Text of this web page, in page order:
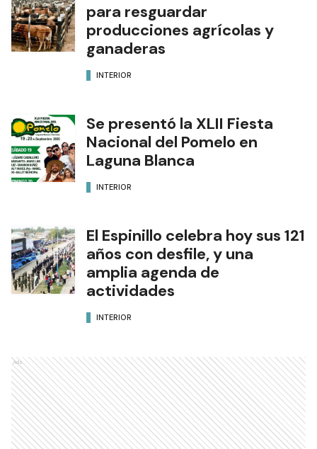
para resguardar
producciones agrícolas y
ganaderas
INTERIOR
Se presentó la XLII Fiesta
Nacional del Pomelo en
Laguna Blanca
INTERIOR
El Espinillo celebra hoy sus 121
años con desfile, y una
amplia agenda de
actividades
INTERIOR
Ads